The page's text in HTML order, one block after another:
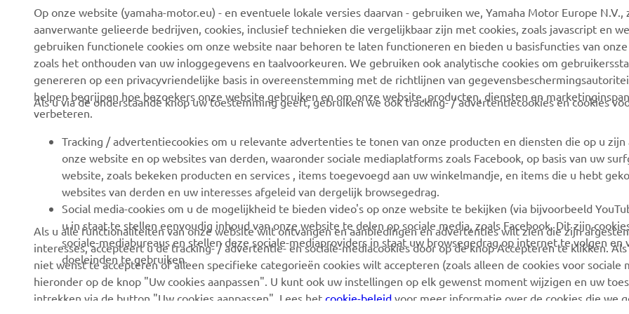
Over ons
Evenementen
Press
Careers
Dealer worden
Mensenrechtenbeleid
Basisbeleid duurzaamheid
Klokkenluiderskanaal
eBike systemen
Autoriteiten
Golfbanen
Eerste hulpverleners
Robotics
Partnerschappen
Technische informatie
voor onafhankelijke
dealers
Yamalube
Veiligheidsinformatieblad
MyYamaha
Yamaha Music
Yamaha Racing
Yamaha Motor Global
Webshop-ondersteuning
Onderdelencatalogus
Boek een
onderhoudsbeurt
Zoek een Yamaha-dealer
Afvalbatterijen
Op onze website (yamaha-motor.eu) - en eventuele lokale versies daarvan - gebruiken we, Yamaha Motor Europe N.V.,
aanverwante gelieerde bedrijven, cookies, inclusief technieken die vergelijkbaar zijn met cookies, zoals javascript en
gebruiken functionele cookies om onze website naar behoren te laten functioneren en bieden u basisfuncties van
zoals het onthouden van uw inloggegevens en taalvoorkeuren. We gebruiken ook analytische cookies om
genereren op een privacyvriendelijke basis in overeenstemming met de richtlijnen van
helpen begrijpen hoe bezoekers onze website gebruiken en om onze website, producten, diensten en
verbeteren.
Als u via de onderstaande knop uw toestemming geeft, gebruiken we ook tracking- / advertentiecookies en cookies
Tracking / advertentiecookies om u relevante advertenties te tonen van onze producten en diensten die op u
onze website en op websites van derden, waaronder sociale mediaplatforms zoals Facebook, op basis van uw
website, zoals bekeken producten en services , items toegevoegd aan uw winkelmandje, en items die u hebt
websites van derden en uw interesses afgeleid van dergelijk browsegedrag.
Social media-cookies om u de mogelijkheid te bieden video's op onze website te bekijken (via bijvoorbeeld
u in staat te stellen eenvoudig inhoud van onze website te delen op sociale media, zoals Facebook. Dit zijn
sociale-mediabureaus en stellen deze sociale-mediaproviders in staat uw browsegedrag op internet te volgen en
doeleinden te gebruiken.
Als u alle functionaliteiten van onze website wilt ontvangen en aanbiedingen en advertenties wilt zien die zijn
interesses, accepteert u de tracking- / advertentie- en sociale-mediacookies door op de knop Accepteren te klikken.
niet wenst te accepteren of alleen specifieke categorieën cookies wilt accepteren (zoals alleen de cookies voor sociale
hieronder op de knop "Uw cookies aanpassen". U kunt ook uw instellingen op elk gewenst moment wijzigen en uw
intrekken via de button "Uw cookies aanpassen". Lees het cookie-beleid voor meer informatie over de cookies die we